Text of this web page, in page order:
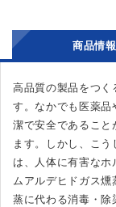
商品情報
高品質の製品をつく
す。なかでも医薬品
潔で安全であること
ます。しかし、こ
は、人体に有害な
ムアルデヒドガス
蒸に代わる消毒・除